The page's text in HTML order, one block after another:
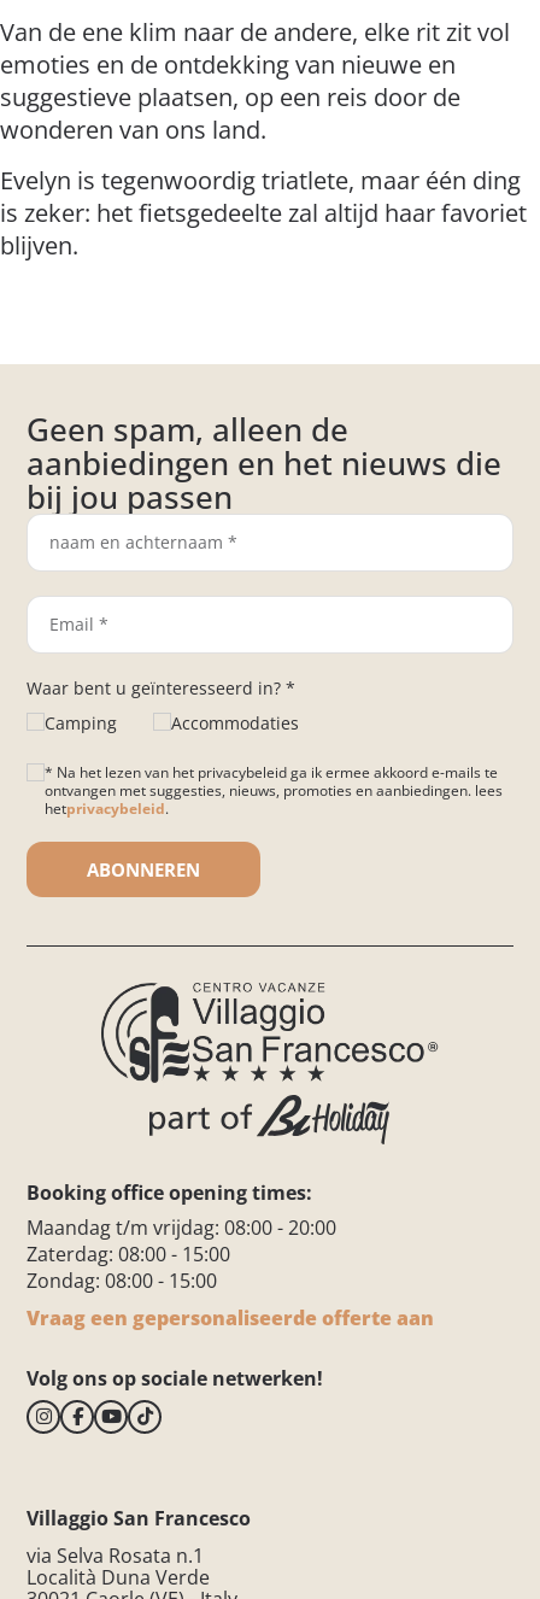
Van de ene klim naar de andere, elke rit zit vol
emoties en de ontdekking van nieuwe en
suggestieve plaatsen, op een reis door de
wonderen van ons land.
Evelyn is tegenwoordig triatlete, maar één ding
is zeker: het fietsgedeelte zal altijd haar favoriet
blijven.
Geen spam, alleen de
aanbiedingen en het nieuws die
bij jou passen
Waar bent u geïnteresseerd in? *
Camping
Accommodaties
* Na het lezen van het privacybeleid ga ik ermee akkoord e-mails te
ontvangen met suggesties, nieuws, promoties en aanbiedingen. lees
hetprivacybeleid.
Booking office opening times:
Maandag t/m vrijdag: 08:00 - 20:00
Zaterdag: 08:00 - 15:00
Zondag: 08:00 - 15:00
Vraag een gepersonaliseerde offerte aan
Volg ons op sociale netwerken!
Villaggio San Francesco
via Selva Rosata n.1
Località Duna Verde